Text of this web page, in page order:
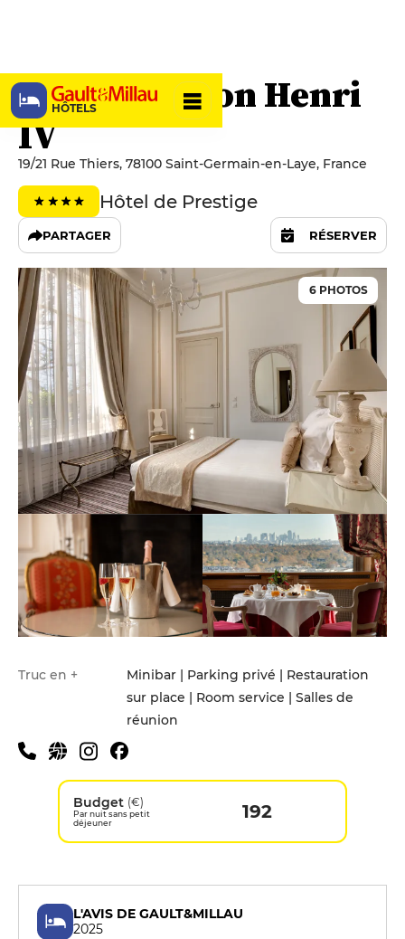
HÔTELS
Hôtel Pavillon Henri
IV
19/21 Rue Thiers, 78100 Saint-Germain-en-Laye, France
Hôtel de Prestige
PARTAGER RÉSERVER
6 PHOTOS
Truc en +
Minibar | Parking privé | Restauration
sur place | Room service | Salles de
réunion
Budget (€)
Par nuit sans petit
déjeuner
192
L'AVIS DE GAULT&MILLAU
2025